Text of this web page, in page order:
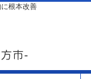
根本改善